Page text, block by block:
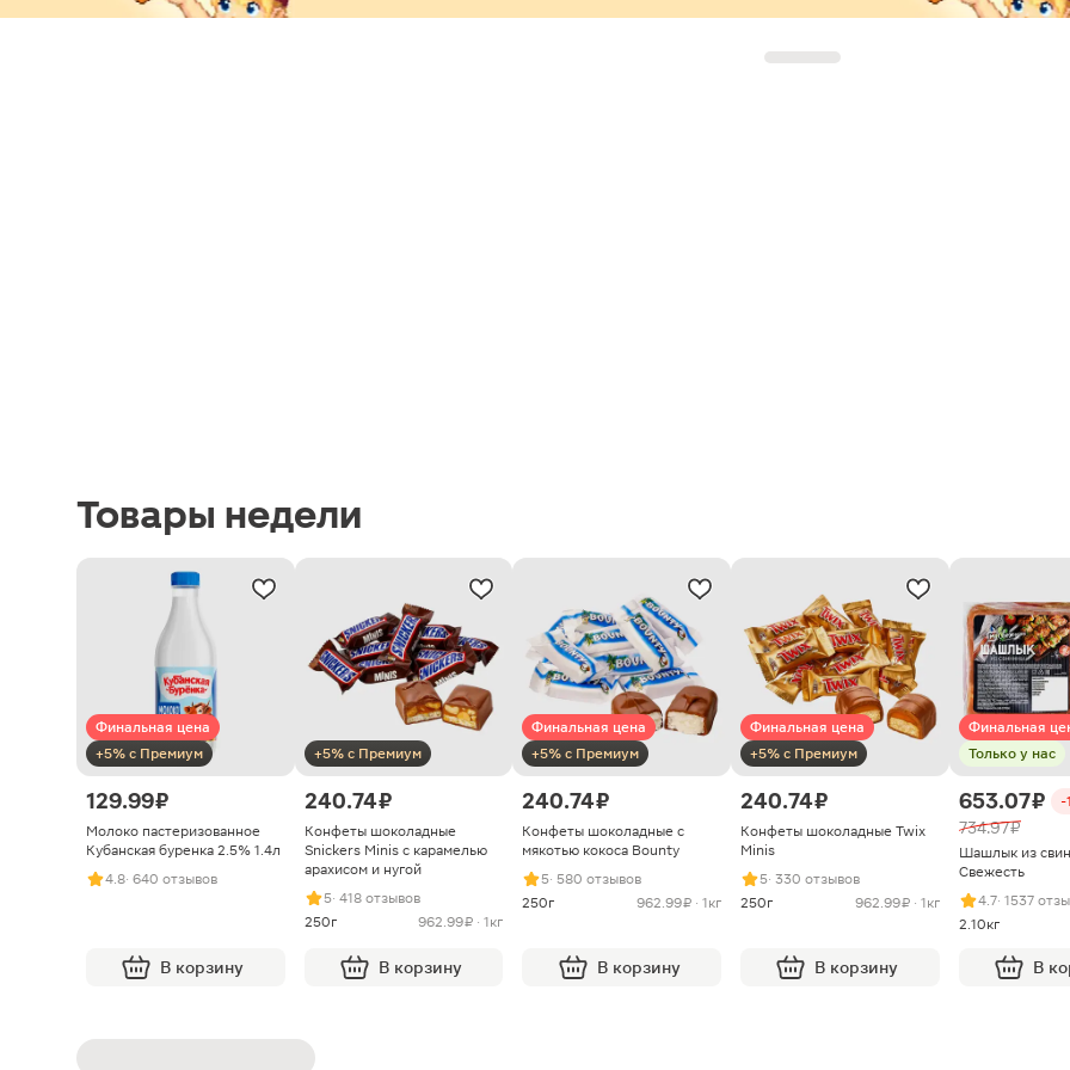
Товары недели
Финальная цена
+5% с Премиум
129.99 ₽
Молоко пастеризованное
Кубанская буренка 2.5% 1.4л
4.8· 640 отзывов
В корзину
+5% с Премиум
240.74 ₽
Конфеты шоколадные
Snickers Minis с карамелью
арахисом и нугой
5· 418 отзывов
250г
962.99 ₽ · 1кг
В корзину
Финальная цена
+5% с Премиум
240.74 ₽
Конфеты шоколадные с
мякотью кокоса Bounty
5· 580 отзывов
250г
962.99 ₽ · 1кг
В корзину
Финальная цена
+5% с Премиум
240.74 ₽
Конфеты шоколадные Twix
Minis
5· 330 отзывов
250г
962.99 ₽ · 1кг
В корзину
Финальная
Только у нас
653.07 ₽ -
734.97 ₽
Шашлык из
Свежесть
4.7· 1537
2.10кг
В